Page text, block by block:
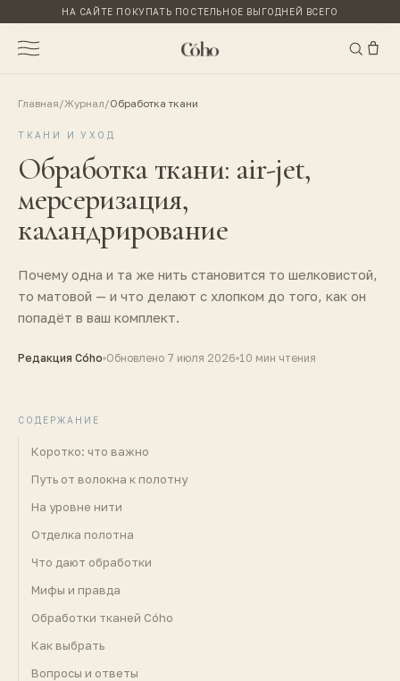
НА САЙТЕ ПОКУПАТЬ ПОСТЕЛЬНОЕ ВЫГОДНЕЙ ВСЕГО
Главная/Журнал/Обработка ткани
ТКАНИ И УХОД
Обработка ткани: air-jet,
мерсеризация,
каландрирование
Почему одна и та же нить становится то шелковистой,
то матовой — и что делают с хлопком до того, как он
попадёт в ваш комплект.
Редакция Cóho Обновлено 7 июля 2026 10 мин чтения
Каландрирование
до · грубее после · гладко, с блеском
СОДЕРЖАНИЕ
Коротко: что важно
Путь от волокна к полотну
На уровне нити
Отделка полотна
Что дают обработки
Мифы и правда
Обработки тканей Cóho
Как выбрать
Вопросы и ответы